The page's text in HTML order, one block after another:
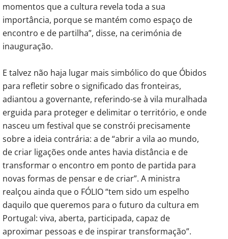
momentos que a cultura revela toda a sua
importância, porque se mantém como espaço de
encontro e de partilha”, disse, na cerimónia de
inauguração.
E talvez não haja lugar mais simbólico do que Óbidos
para refletir sobre o significado das fronteiras,
adiantou a governante, referindo-se à vila muralhada
erguida para proteger e delimitar o território, e onde
nasceu um festival que se constrói precisamente
sobre a ideia contrária: a de “abrir a vila ao mundo,
de criar ligações onde antes havia distância e de
transformar o encontro em ponto de partida para
novas formas de pensar e de criar”. A ministra
realçou ainda que o FÓLIO “tem sido um espelho
daquilo que queremos para o futuro da cultura em
Portugal: viva, aberta, participada, capaz de
aproximar pessoas e de inspirar transformação”.